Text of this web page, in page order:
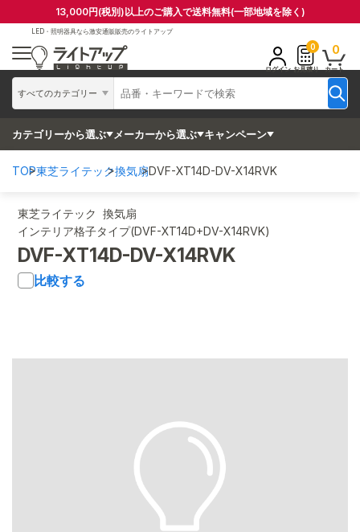
13,000円(税別)以上のご購入で送料無料(一部地域を除く)
LED・照明器具なら激安通販販売のライトアップ
すべてのカテゴリー
ログイン
0
お見積り
0
カート
カテゴリーから選ぶ メーカーから選ぶ キャンペーン
TOP東芝ライテック換気扇DVF-XT14D-DV-X14RVK
東芝ライテック 換気扇
インテリア格子タイプ(DVF-XT14D+DV-X14RVK)
DVF-XT14D-DV-X14RVK
比較する